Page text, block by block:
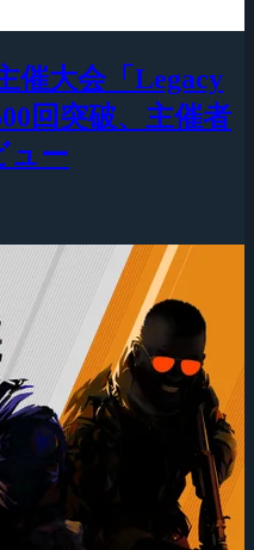
催大会「Legacy
回突破、主催者
ュー